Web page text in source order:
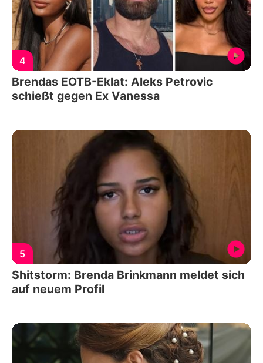
4
Brendas EOTB-Eklat: Aleks Petrovic
schießt gegen Ex Vanessa
5
Shitstorm: Brenda Brinkmann meldet sich
auf neuem Profil